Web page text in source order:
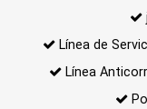
Línea de
Línea